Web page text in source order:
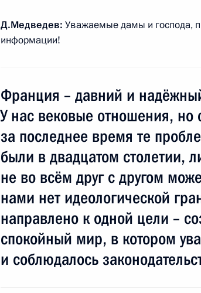
27 февраля 2010 года, 18:00 Нальчик
Каноковым
27 февраля 2010 года, 17:30 Нальчик
26 февраля 2010 года, пятница
Малый и средний бизнес должен стать
инновационного развития экономики
26 февраля 2010 года, 15:30
Д.Медведев: Уважаемые дамы и господа,
информации!
Франция – давний и
У нас вековые отношения, но
за последнее время те
были в двадцатом столетии,
не во всём друг с другом
нами нет идеологической
направлено к одной цели –
спокойный мир, в котором
и соблюдалось